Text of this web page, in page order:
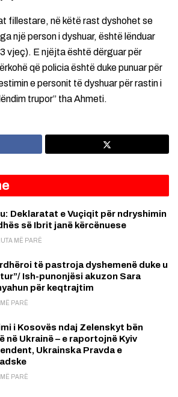
fillestare, në këtë rast dyshohet se
një person i dyshuar, është lënduar
vjeç). E njëjta është dërguar për
që policia është duke punuar për
e personit të dyshuar për rastin i
trupor” tha Ahmeti.
Deklaratat e Vuçiqit për ndryshimin
së Ibrit janë kërcënuese
MË PARË
të pastroja dyshemenë duke u
Ish-punonjësi akuzon Sara
për keqtrajtim
PARË
i Kosovës ndaj Zelenskyt bën
në Ukrainë – e raportojnë Kyiv
Ukrainska Pravda e
PARË